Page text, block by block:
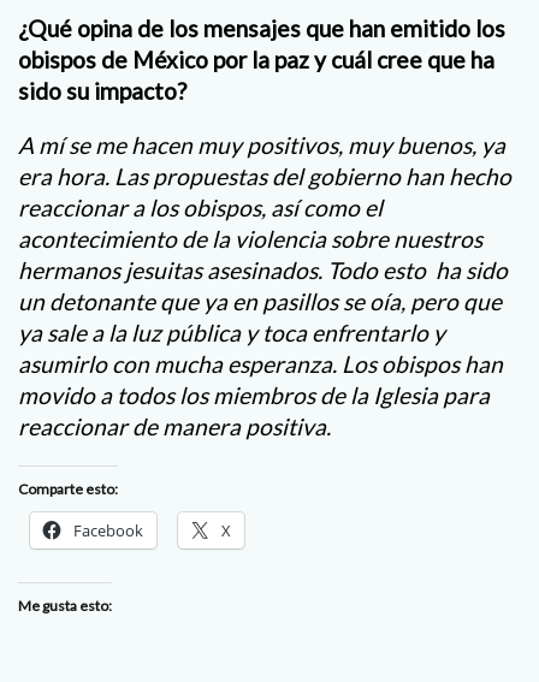
¿Qué opina de los mensajes que han emitido los
obispos de México por la paz y cuál cree que ha
sido su impacto?
A mí se me hacen muy positivos, muy buenos, ya
era hora. Las propuestas del gobierno han hecho
reaccionar a los obispos, así como el
acontecimiento de la violencia sobre nuestros
hermanos jesuitas asesinados. Todo esto ha sido
un detonante que ya en pasillos se oía, pero que
ya sale a la luz pública y toca enfrentarlo y
asumirlo con mucha esperanza. Los obispos han
movido a todos los miembros de la Iglesia para
reaccionar de manera positiva.
Comparte esto:
Facebook X
Me gusta esto: